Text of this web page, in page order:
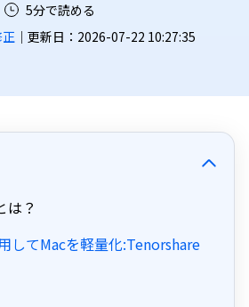
5分で読める
｜更新日：2026-07-22 10:27:35
は？
してMacを軽量化:Tenorshare